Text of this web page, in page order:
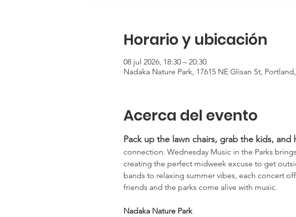
Horario y ubicación
08 jul 2026, 18:30 – 20:30
Nadaka Nature Park, 17615 NE Glisan St,
Acerca del evento
Pack up the lawn chairs, grab the kids, and
connection. Wednesday Music in the Parks
creating the perfect midweek excuse to get
bands to relaxing summer vibes, each concert
friends and the parks come alive with music.
Nadaka Nature Park